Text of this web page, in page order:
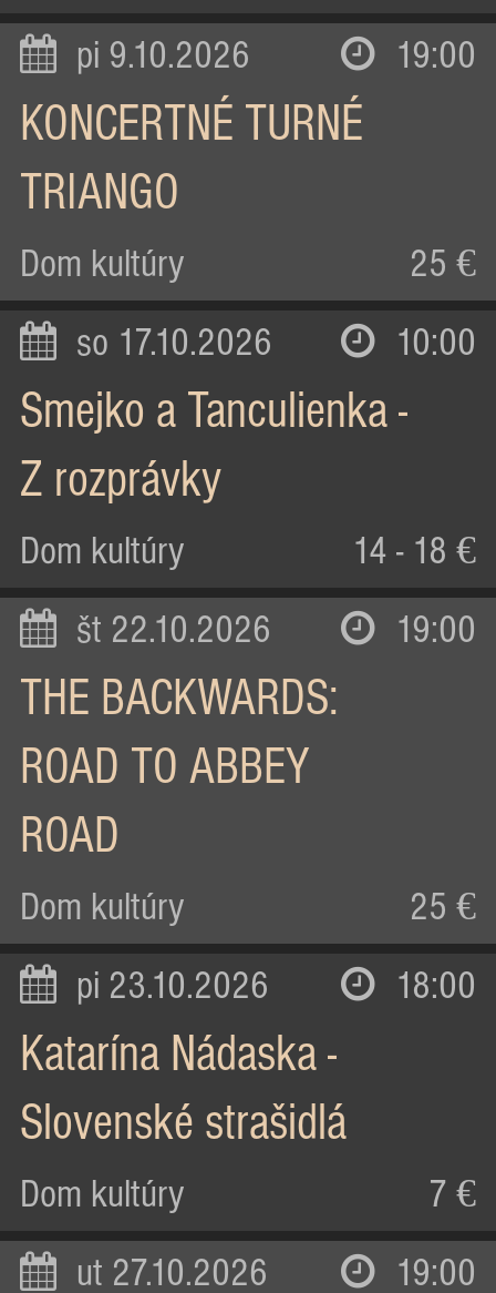
pi 9.10.2026 19:00
KONCERTNÉ TURNÉ
TRIANGO
Dom kultúry 25 €
so 17.10.2026 10:00
Smejko a Tanculienka -
Z rozprávky
Dom kultúry 14 - 18 €
št 22.10.2026 19:00
THE BACKWARDS:
ROAD TO ABBEY
ROAD
Dom kultúry 25 €
pi 23.10.2026 18:00
Katarína Nádaska -
Slovenské strašidlá
Dom kultúry 7 €
ut 27.10.2026 19:00